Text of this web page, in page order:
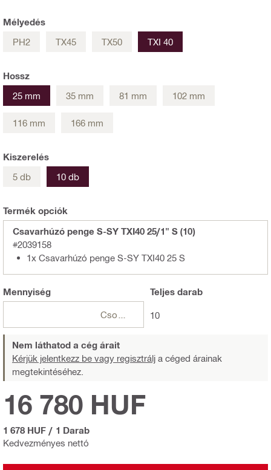
Mélyedés
PH2
TX45 TX50 TXI 40
Hossz
25 mm
35 mm 81 mm 102 mm
116 mm 166 mm
Kiszerelés
5 db
10 db
Termék opciók
Csavarhúzó penge S-SY TXI40 25/1" S (10)
#2039158
1x Csavarhúzó penge S-SY TXI40 25 S
Mennyiség Teljesdarab
10
Nem láthatod a cég árait
Kérjük jelentkezz be vagy regisztrálj a céged árainak
megtekintéséhez.
Kedvezményes nettó
16 780 HUF
1 678 HUF / 1 Darab